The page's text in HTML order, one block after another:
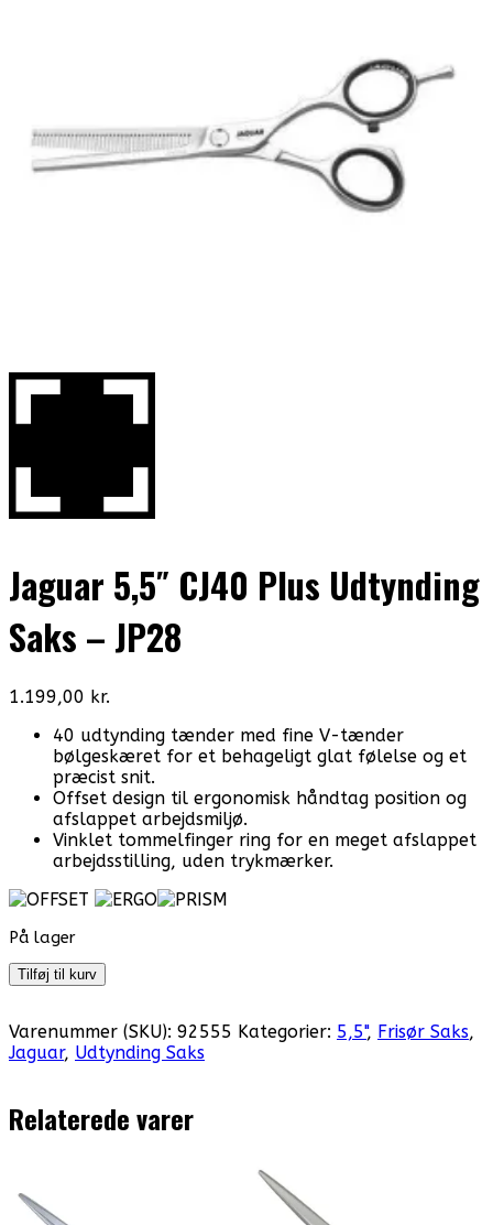
Jaguar 5,5″ CJ40 Plus Udtynding
Saks – JP28
1.199,00 kr.
40 udtynding tænder med fine V-tænder
bølgeskæret for et behageligt glat følelse og et
præcist snit.
Offset design til ergonomisk håndtag position og
afslappet arbejdsmiljø.
Vinklet tommelfinger ring for en meget afslappet
arbejdsstilling, uden trykmærker.
På lager
Jaguar
Plus
Udtynding
JP28
Tilføj til kurv
Varenummer (SKU): 92555 Kategorier: 5,5", Frisør Saks,
Jaguar, Udtynding Saks
Relaterede varer